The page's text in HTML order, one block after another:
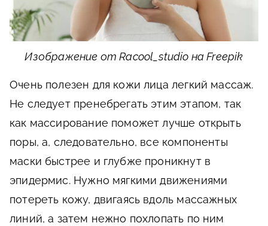
Изображение от Racool_studio на Freepik
Очень полезен для кожи лица легкий массаж.
Не следует пренебрегать этим этапом, так
как массирование поможет лучше открыть
поры, а, следовательно, все компоненты
маски быстрее и глубже проникнут в
эпидермис. Нужно мягкими движениями
потереть кожу, двигаясь вдоль массажных
линий, а затем нежно похлопать по ним